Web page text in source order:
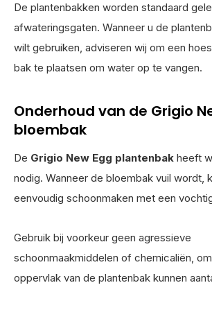
De plantenbakken worden standaard
afwateringsgaten. Wanneer u de
wilt gebruiken, adviseren wij om een
bak te plaatsen om water op te vangen.
Onderhoud van de Grigio
bloembak
De Grigio New Egg plantenbak heeft
nodig. Wanneer de bloembak vuil wordt,
eenvoudig schoonmaken met een
Gebruik bij voorkeur geen agressieve
schoonmaakmiddelen of chemicaliën,
oppervlak van de plantenbak kunnen